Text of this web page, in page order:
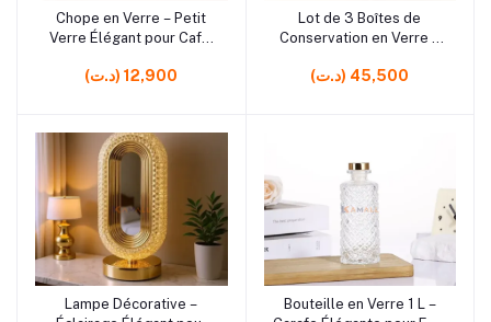
rrrrrr5
Ajouter au panier
Chope en Verre – Petit
Verre Élégant pour Café,
Quotidiennes
(د.ت) 12,900
rrrrrr2
Ajouter au panier
Lot de 3 Boîtes de
Conservation en Verre –
avec 3 Tailles pour
(د.ت) 45,500
rrrrrr7
Ajouter au panier
Lampe Décorative –
rrrrrr7
Ajouter au panier
Bouteille en Verre 1 L –